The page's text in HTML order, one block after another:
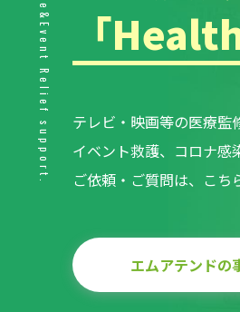
Scene&Event Relief support.
「
テレビ・映画等の医療監
イベント救護、コロナ感
ご依頼・ご質問は、こ
エムアテンドの